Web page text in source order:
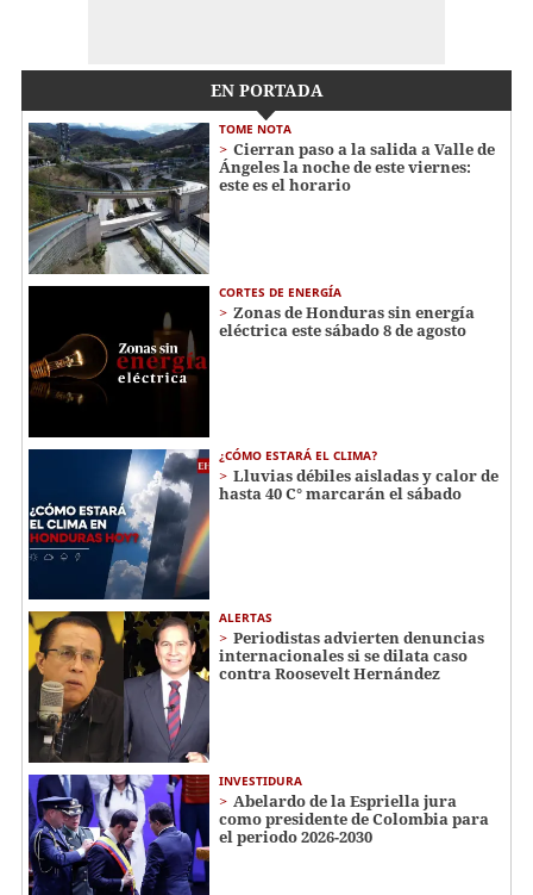
EN PORTADA
TOME NOTA
Cierran paso a la salida a Valle de
Ángeles la noche de este viernes:
este es el horario
CORTES DE ENERGÍA
Zonas de Honduras sin energía
eléctrica este sábado 8 de agosto
¿CÓMO ESTARÁ EL CLIMA?
Lluvias débiles aisladas y calor de
hasta 40 C° marcarán el sábado
ALERTAS
Periodistas advierten denuncias
internacionales si se dilata caso
contra Roosevelt Hernández
INVESTIDURA
Abelardo de la Espriella jura
como presidente de Colombia para
el periodo 2026-2030